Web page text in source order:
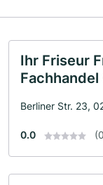
Ihr Friseur
Berliner Str. 23,
0.0